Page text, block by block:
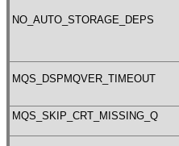
NO_AUTO_STORAGE_DEPS
MQS_DSPMQVER_TIMEOUT
MQS_SKIP_CRT_MISSING_Q